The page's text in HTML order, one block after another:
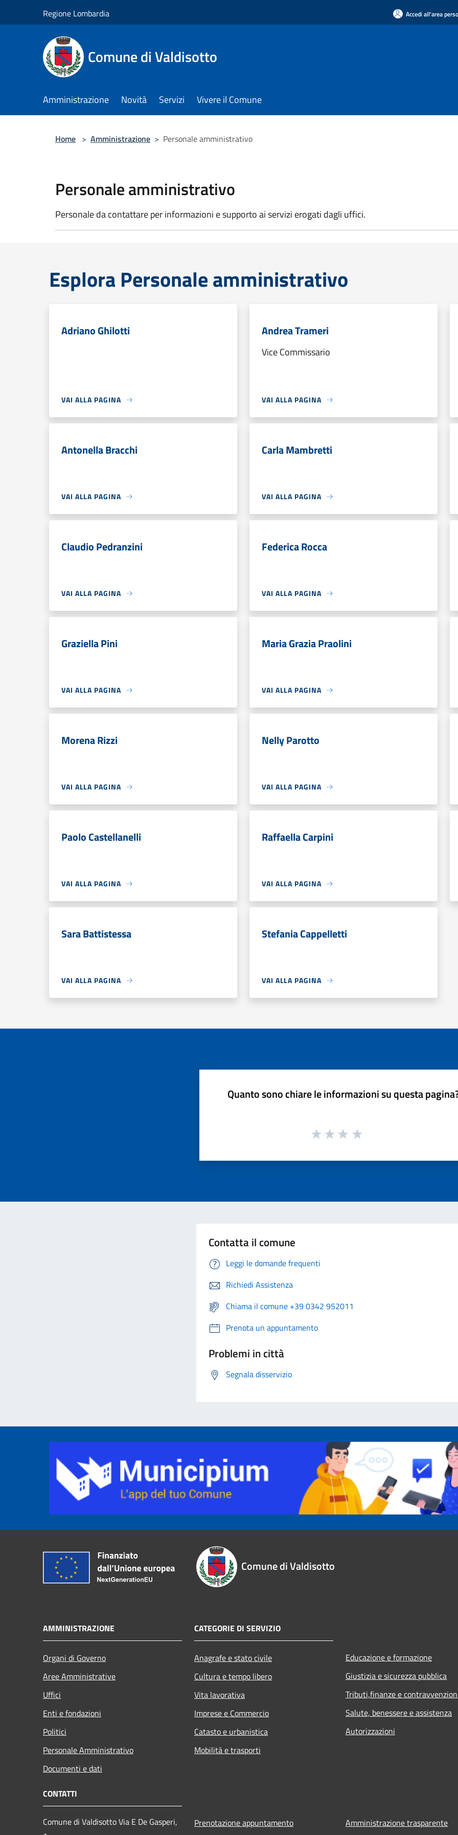
Regione Lombardia Accedi all'area
Comune di Valdisotto
Amministrazione Novità Servizi Vivere il Comune
Home > Amministrazione > Personale amministrativo
Personale amministrativo
Personale da contattare per informazioni e supporto ai servizi erogati dagli uffici.
Esplora Personale amministrativo
Adriano Ghilotti
VAI ALLA PAGINA
Andrea Trameri
Vice Commissario
VAI ALLA PAGINA
Antonella Bracchi
VAI ALLA PAGINA
Carla Mambretti
VAI ALLA PAGINA
Claudio Pedranzini
VAI ALLA PAGINA
Federica Rocca
VAI ALLA PAGINA
Graziella Pini
VAI ALLA PAGINA
Maria Grazia Praolini
VAI ALLA PAGINA
Morena Rizzi
VAI ALLA PAGINA
Nelly Parotto
VAI ALLA PAGINA
Paolo Castellanelli
VAI ALLA PAGINA
Raffaella Carpini
VAI ALLA PAGINA
Sara Battistessa
VAI ALLA PAGINA
Stefania Cappelletti
VAI ALLA PAGINA
Quanto sono chiare le informazioni su questa
Contatta il comune
Leggi le domande frequenti
Richiedi Assistenza
Chiama il comune +39 0342 952011
Prenota un appuntamento
Problemi in città
Segnala disservizio
Comune di Valdisotto
AMMINISTRAZIONE
Organi di Governo
Aree Amministrative
Uffici
Enti e fondazioni
Politici
Personale Amministrativo
Documenti e dati
CATEGORIE DI SERVIZIO
Anagrafe e stato civile
Cultura e tempo libero
Vita lavorativa
Imprese e Commercio
Catasto e urbanistica
Mobilità e trasporti
Educazione e formazione
Giustizia e sicurezza pubblica
Tributi,finanze e
Salute, benessere e assistenza
Autorizzazioni
CONTATTI
Comune di Valdisotto Via E De Gasperi,
Prenotazione appuntamento
Amministrazione trasparente